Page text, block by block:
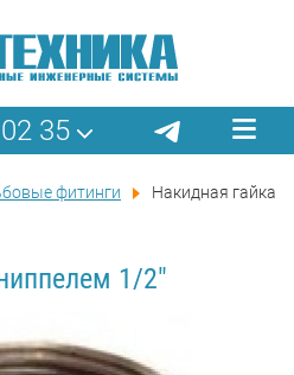
35
фитинги
Накидная гайка
1/2"